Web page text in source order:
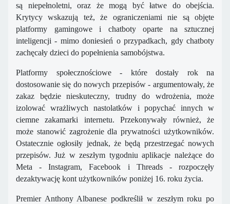
są niepełnoletni, oraz że mogą być łatwe do obejścia.
Krytycy wskazują też, że ograniczeniami nie są objęte
platformy gamingowe i chatboty oparte na sztucznej
inteligencji - mimo doniesień o przypadkach, gdy chatboty
zachęcały dzieci do popełnienia samobójstwa.
Platformy społecznościowe - które dostały rok na
dostosowanie się do nowych przepisów - argumentowały, że
zakaz będzie nieskuteczny, trudny do wdrożenia, może
izolować wrażliwych nastolatków i popychać innych w
ciemne zakamarki internetu. Przekonywały również, że
może stanowić zagrożenie dla prywatności użytkowników.
Ostatecznie ogłosiły jednak, że będą przestrzegać nowych
przepisów. Już w zeszłym tygodniu aplikacje należące do
Meta - Instagram, Facebook i Threads - rozpoczęły
dezaktywację kont użytkowników poniżej 16. roku życia.
Premier Anthony Albanese podkreślił w zeszłym roku po